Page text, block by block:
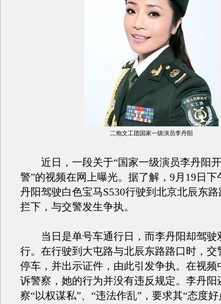
二炮文工团国家一级演员李丹阳
近日，一段关于“国家一级演员李丹阳
警”的视频在网上曝光。据了解，9月19日下
丹阳驾驶白色宝马S530行驶到北京北辰东
拦下，与交警发生争执。
当日是单号车通行日，而李丹阳却驾驶
行。在行驶到大屯路与北辰东路路口时，交
停车，并出示证件，由此引发争执。在视频
诉警察，她的行为并没有违反规定。李丹阳
察“以权谋私”、“违法作乱”，要求其“态度